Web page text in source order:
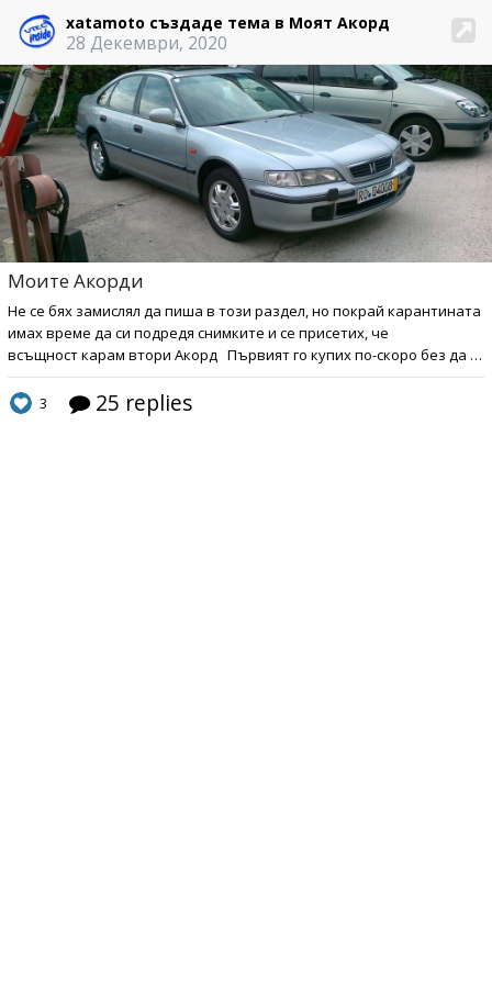
xatamoto създаде тема в Моят Акорд
28 Декември, 2020
Моите Акорди
Не се бях замислял да пиша в този раздел, но покрай карантината
имах време да си подредя снимките и се присетих, че
всъщност карам втори Акорд Първият го купих по-скоро без да искам през не толкова скорошната 2010 година. Отидох при познат в Австрия, който се занимава с внос на коли и той ме заведе при един дилър на Хонда близо до Линц. Твърдеше, че е намерил кола, която няма как да не купя......... 13-годишен (тогава) Акорд на 190к км с пълна сервизна истор
3 25 replies